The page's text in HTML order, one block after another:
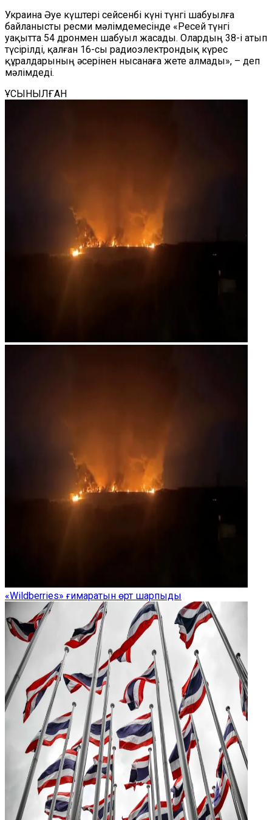
Украина Әуе күштері сейсенбі күні түнгі шабуылға
байланысты ресми мәлімдемесінде «Ресей түнгі
уақытта 54 дронмен шабуыл жасады. Олардың 38-і атып
түсірілді, қалған 16-сы радиоэлектрондық күрес
құралдарының әсерінен нысанаға жете алмады», – деп
мәлімдеді.
ҰСЫНЫЛҒАН
«Wildberries» ғимаратын өрт шарпыды